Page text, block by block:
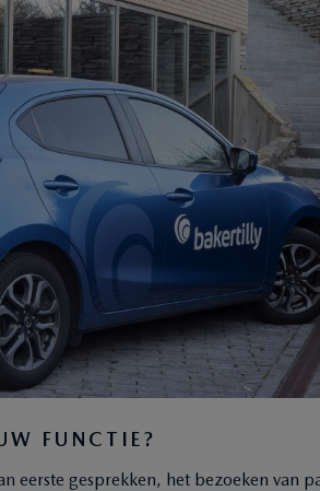
FUNCTIE?
eerste gesprekken, het bezoeken van